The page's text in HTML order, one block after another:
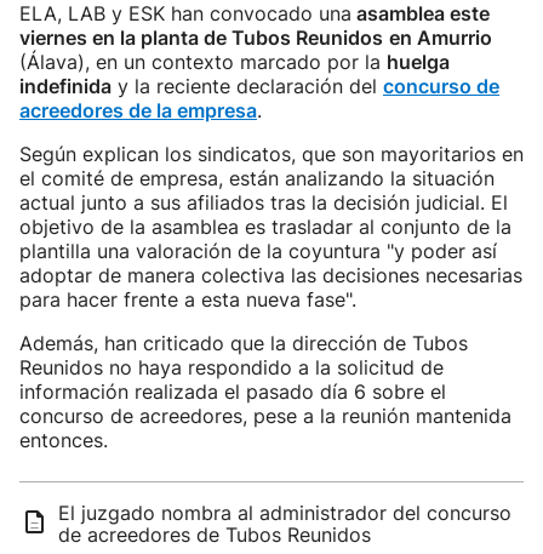
ELA, LAB y ESK han convocado una asamblea este
viernes en la planta de Tubos Reunidos en Amurrio
(Álava), en un contexto marcado por la huelga
indefinida y la reciente declaración del concurso de
acreedores de la empresa.
Según explican los sindicatos, que son mayoritarios en
el comité de empresa, están analizando la situación
actual junto a sus afiliados tras la decisión judicial. El
objetivo de la asamblea es trasladar al conjunto de la
plantilla una valoración de la coyuntura "y poder así
adoptar de manera colectiva las decisiones necesarias
para hacer frente a esta nueva fase".
Además, han criticado que la dirección de Tubos
Reunidos no haya respondido a la solicitud de
información realizada el pasado día 6 sobre el
concurso de acreedores, pese a la reunión mantenida
entonces.
El juzgado nombra al administrador del concurso
de acreedores de Tubos Reunidos